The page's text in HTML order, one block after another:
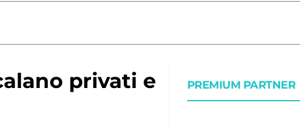
privati e
PREMIUM PARTNER